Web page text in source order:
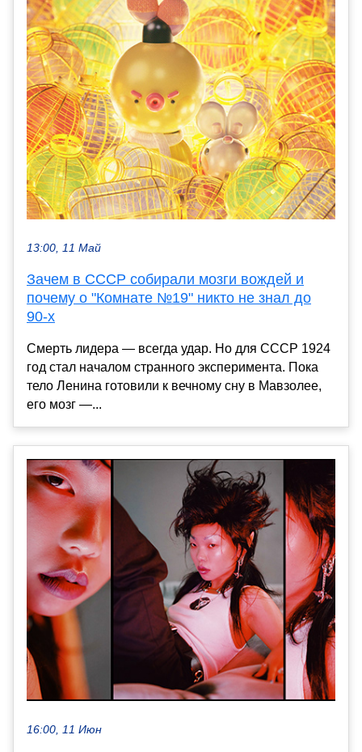
13:00, 11 Май
Зачем в СССР собирали мозги вождей и
почему о "Комнате №19" никто не знал до
90-х
Смерть лидера — всегда удар. Но для СССР 1924
год стал началом странного эксперимента. Пока
тело Ленина готовили к вечному сну в Мавзолее,
его мозг —...
16:00, 11 Июн